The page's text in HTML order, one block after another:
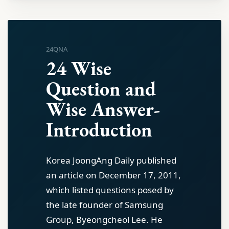
24QNA
24 Wise
Question and
Wise Answer-
Introduction
Korea JoongAng Daily published
an article on December 17, 2011,
which listed questions posed by
the late founder of Samsung
Group, Byeongcheol Lee. He